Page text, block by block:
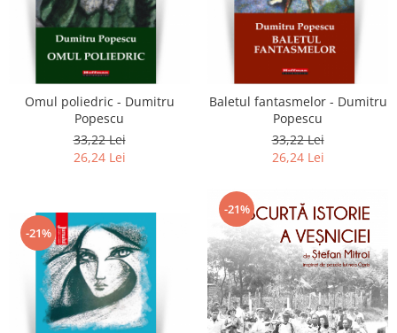
Literatura
Contemporana
Moderna
Romana
Universala
Memorii
Publicistica / Reportaje / Interviuri
Stiinte umaniste
Istorie
Sociologie si filozofie
Omul poliedric - Dumitru
Popescu
33,22 Lei
26,24 Lei
Baletul fantasmelor - Dumitru
Popescu
33,22 Lei
26,24 Lei
-21%
-21%